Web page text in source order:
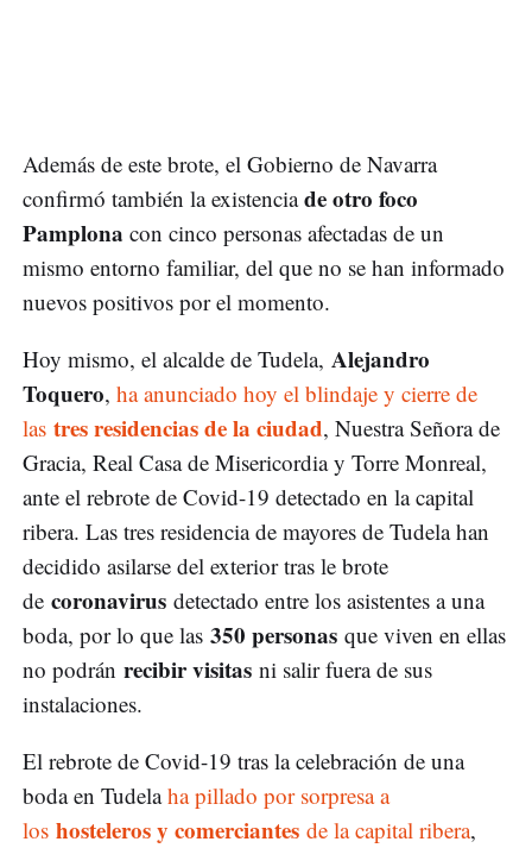
Además de este brote, el Gobierno de Navarra
confirmó también la existenciade otro foco
Pamplona con cinco personas afectadas de un
mismo entorno familiar, del que no se han informado
nuevos positivos por el momento.
Hoy mismo, el alcalde de Tudela, Alejandro
Toquero, ha anunciado hoy el blindaje y cierre de
las tres residencias de la ciudad, Nuestra Señora de
Gracia, Real Casa de Misericordia y Torre Monreal,
ante el rebrote de Covid-19 detectado en la capital
ribera. Las tres residencia de mayores de Tudela han
decidido asilarse del exterior tras le brote
de coronavirus detectado entre los asistentes a una
boda, por lo que las 350 personas que viven en ellas
no podrán recibir visitas ni salir fuera de sus
instalaciones.
El rebrote de Covid-19 tras la celebración de una
boda en Tudelaha pillado por sorpresa a
los hosteleros y comerciantes de la capital ribera,